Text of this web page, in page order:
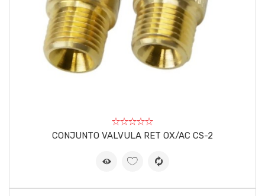
CONJUNTO VALVULA RET OX/AC CS-2